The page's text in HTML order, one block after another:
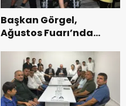
Başkan Görgel,
Ağustos Fuarı’nda
Vatandaşlarla
Buluştu.